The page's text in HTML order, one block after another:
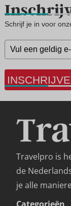
Schrijf je in voor
Travelpro is
de
je alle